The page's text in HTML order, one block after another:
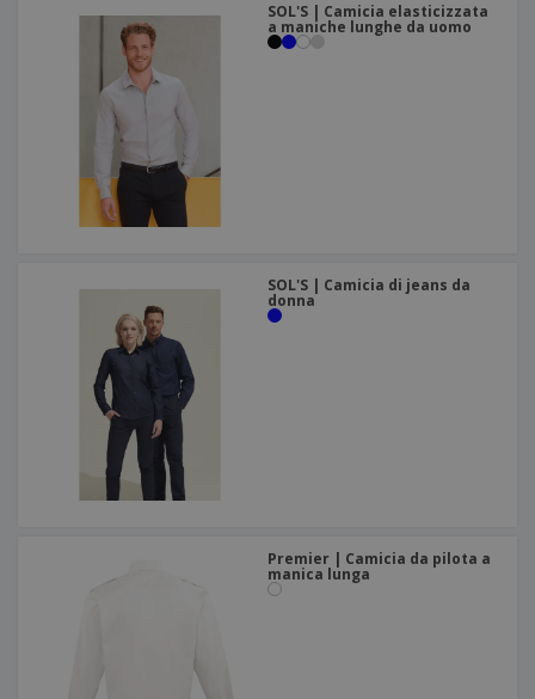
SOL'S | Camicia elasticizzata
a maniche lunghe da uomo
SOL'S | Camicia di jeans da
donna
Premier | Camicia da pilota a
manica lunga